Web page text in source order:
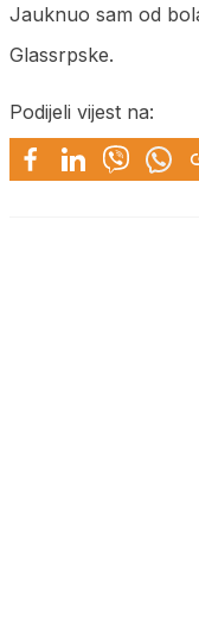
Jauknuo sam od
Glassrpske.
Podijeli vijest na: